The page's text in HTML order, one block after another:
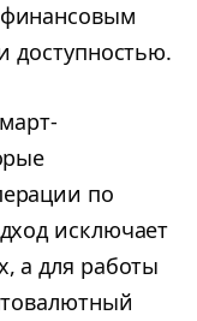
доступностью.
по
исключает
а для работы